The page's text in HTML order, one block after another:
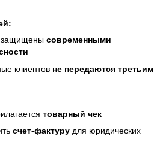
защищены современными
клиентов не передаются третьим
товарный чек
счет-фактуру для юридических